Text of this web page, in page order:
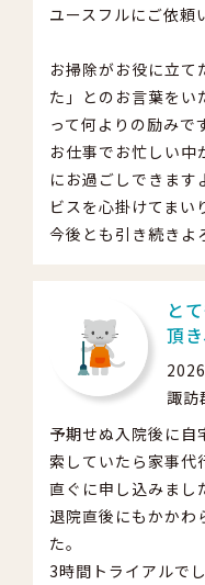
ユースフルにご依頼
お掃除がお役に立て
た」とのお言葉をい
って何よりの励みで
お仕事でお忙しい中
にお過ごしできます
ビスを心掛けてまい
今後とも引き続きよ
と
頂
諏
予期せぬ入院後に自
索していたら家事代
直ぐに申し込みまし
退院直後にもかかわ
た。
3時間トライアルで